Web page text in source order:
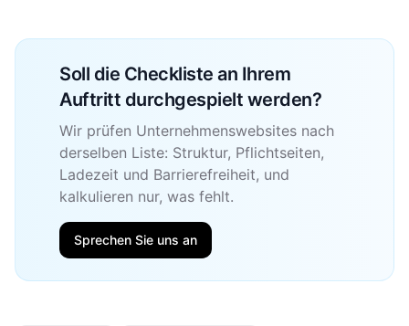
Soll die Checkliste an Ihrem
Auftritt durchgespielt werden?
Wir prüfen Unternehmenswebsites nach
derselben Liste: Struktur, Pflichtseiten,
Ladezeit und Barrierefreiheit, und
kalkulieren nur, was fehlt.
Sprechen Sie uns an